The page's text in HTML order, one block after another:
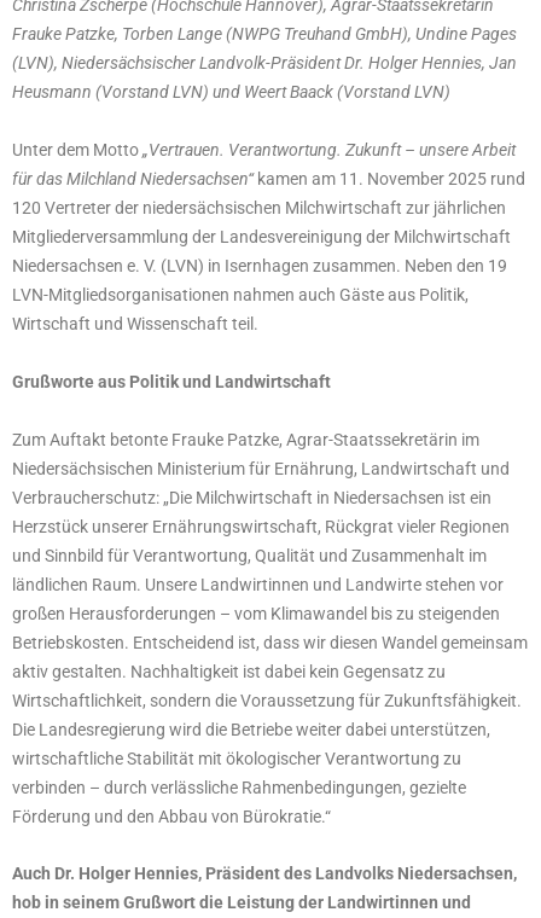
Christina Zscherpe (Hochschule Hannover), Agrar-Staatssekretärin
Frauke Patzke, Torben Lange (NWPG Treuhand GmbH), Undine Pages
(LVN), Niedersächsischer Landvolk-Präsident Dr. Holger Hennies, Jan
Heusmann (Vorstand LVN) und Weert Baack (Vorstand LVN)
Unter dem Motto„Vertrauen. Verantwortung. Zukunft – unsere Arbeit
für das Milchland Niedersachsen“kamen am 11. November 2025 rund
120 Vertreter der niedersächsischen Milchwirtschaft zur jährlichen
Mitgliederversammlung der Landesvereinigung der Milchwirtschaft
Niedersachsen e. V. (LVN) in Isernhagen zusammen. Neben den 19
LVN-Mitgliedsorganisationen nahmen auch Gäste aus Politik,
Wirtschaft und Wissenschaft teil.
Grußworte aus Politik und Landwirtschaft
Zum Auftakt betonte Frauke Patzke, Agrar-Staatssekretärin im
Niedersächsischen Ministerium für Ernährung, Landwirtschaft und
Verbraucherschutz: „Die Milchwirtschaft in Niedersachsen ist ein
Herzstück unserer Ernährungswirtschaft, Rückgrat vieler Regionen
und Sinnbild für Verantwortung, Qualität und Zusammenhalt im
ländlichen Raum. Unsere Landwirtinnen und Landwirte stehen vor
großen Herausforderungen – vom Klimawandel bis zu steigenden
Betriebskosten. Entscheidend ist, dass wir diesen Wandel gemeinsam
aktiv gestalten. Nachhaltigkeit ist dabei kein Gegensatz zu
Wirtschaftlichkeit, sondern die Voraussetzung für Zukunftsfähigkeit.
Die Landesregierung wird die Betriebe weiter dabei unterstützen,
wirtschaftliche Stabilität mit ökologischer Verantwortung zu
verbinden – durch verlässliche Rahmenbedingungen, gezielte
Förderung und den Abbau von Bürokratie.“
Auch Dr. Holger Hennies, Präsident des Landvolks Niedersachsen,
hob in seinem Grußwort die Leistung der Landwirtinnen und